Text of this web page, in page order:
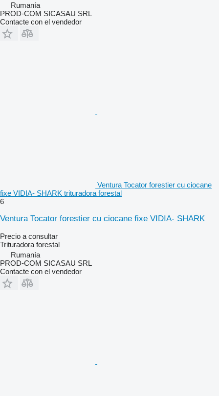
Rumanía
PROD-COM SICASAU SRL
Contacte con el vendedor
Ventura Tocator forestier cu ciocane
fixe VIDIA- SHARK trituradora forestal
6
Ventura Tocator forestier cu ciocane fixe VIDIA- SHARK
Precio a consultar
Trituradora forestal
Rumanía
PROD-COM SICASAU SRL
Contacte con el vendedor